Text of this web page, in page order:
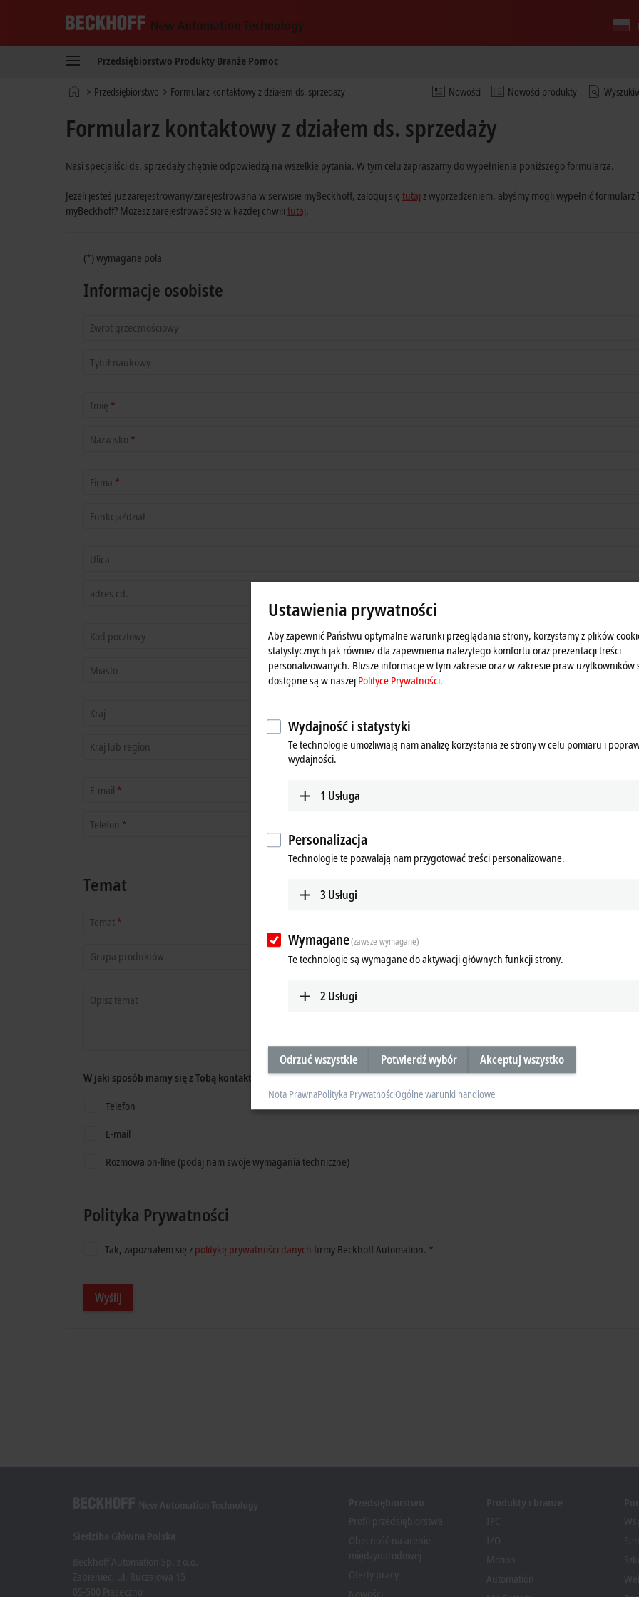
New
Technology
Przedsiębiorstwo Produkty Branże Pomoc
Nowości Nowości produkty
Strona Przedsiębiorstwo Formularz kontaktowy z działem ds. sprzedaży
Formularz kontaktowy z działem ds. sprzedaży
Nasi specjaliści ds. sprzedaży chętnie odpowiedzą na wszelkie pytania. W tym celu zapraszamy do wypełnienia poniższego formularza.
Jeżeli jesteś już zarejestrowany/zarejestrowana w serwisie myBeckhoff, zaloguj się tutaj z wyprzedzeniem, abyśmy mogli wypełnić
myBeckhoff? Możesz zarejestrować się w każdej chwili tutaj.
(*)wymagane pola
Informacje osobiste
Zwrot grzecznościowy
Tytuł naukowy
Imię *
Nazwisko *
Firma *
Funkcja/dział
Ulica
adres cd.
Kod pocztowy
Miasto
Kraj
Kraj lub region
E-mail *
Telefon *
Temat
Temat *
Grupa produktów
Opisz temat
W jaki sposób mamy się z Tobą kontaktować?
Telefon
E-mail
Rozmowa on-line (podaj nam swoje wymagania techniczne)
Polityka Prywatności
Tak, zapoznałem się z politykę prywatności danych firmy Beckhoff Automation. *
Wyślij
Ustawienia prywatności
Aby zapewnić Państwu optymalne warunki przeglądania strony, korzystamy z plików
statystycznych jak również dla zapewnienia należytego komfortu oraz prezentacji treści
personalizowanych. Bliższe informacje w tym zakresie oraz w zakresie praw użytkowników
dostępne są w naszej Polityce Prywatności.
Wydajność i statystyki
Te technologie umożliwiają nam analizę korzystania ze strony w celu pomiaru i
wydajności.
1 Usługa
Personalizacja
Technologie te pozwalają nam przygotować treści personalizowane.
3 Usługi
Wymagane(zawsze wymagane)
Te technologie są wymagane do aktywacji głównych funkcji strony.
2 Usługi
Odrzuć wszystkie Potwierdź wybór Akceptuj wszystko
Nota PrawnaPolityka PrywatnościOgólne warunki handlowe